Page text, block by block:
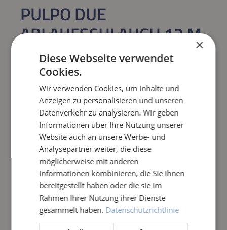
PULPO DUE
ABLAUFSCHLAUCH 12 M,
MIT 2X B-KUPPLUNG
Regulärer Preis:
303,45 €
Preise inkl. MwSt. zzgl. Versandkosten
Produkt Anzahl: Gib den gewünschten
IN DEN WARENKORB
Frage zum Artikel
×
Diese Webseite verwendet
Cookies.
Wir verwenden Cookies, um Inhalte und
Anzeigen zu personalisieren und unseren
Datenverkehr zu analysieren. Wir geben
Informationen über Ihre Nutzung unserer
Website auch an unsere Werbe- und
Analysepartner weiter, die diese
möglicherweise mit anderen
Informationen kombinieren, die Sie ihnen
bereitgestellt haben oder die sie im
Rahmen Ihrer Nutzung ihrer Dienste
gesammelt haben. Datenschutzrichtlinie